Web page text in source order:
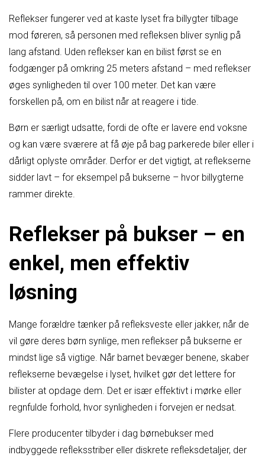
Reflekser fungerer ved at kaste lyset fra billygter tilbage
mod føreren, så personen med refleksen bliver synlig på
lang afstand. Uden reflekser kan en bilist først se en
fodgænger på omkring 25 meters afstand – med reflekser
øges synligheden til over 100 meter. Det kan være
forskellen på, om en bilist når at reagere i tide.
Børn er særligt udsatte, fordi de ofte er lavere end voksne
og kan være sværere at få øje på bag parkerede biler eller i
dårligt oplyste områder. Derfor er det vigtigt, at reflekserne
sidder lavt – for eksempel på bukserne – hvor billygterne
rammer direkte.
Reflekser på bukser – en
enkel, men effektiv
løsning
Mange forældre tænker på refleksveste eller jakker, når de
vil gøre deres børn synlige, men reflekser på bukserne er
mindst lige så vigtige. Når barnet bevæger benene, skaber
reflekserne bevægelse i lyset, hvilket gør det lettere for
bilister at opdage dem. Det er især effektivt i mørke eller
regnfulde forhold, hvor synligheden i forvejen er nedsat.
Flere producenter tilbyder i dag børnebukser med
indbyggede refleksstriber eller diskrete refleksdetaljer, der